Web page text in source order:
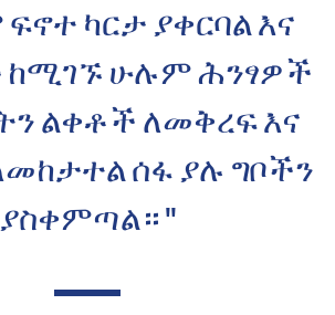
ካርታ ያቀርባል እና
ከሚገኙ ሁሉም ሕንፃዎች
ልቀቶች ለመቅረፍ እና
ሰፋ ያሉ ግቦችን
ያስቀምጣል። "